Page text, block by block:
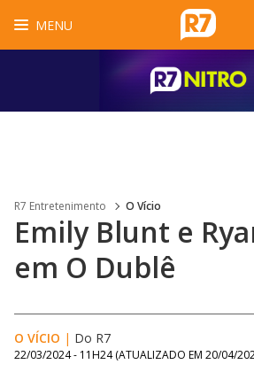
MENU
R7 Entretenimento O Vício
Emily Blunt e
em O Dublê
O VÍCIO | Do R7
22/03/2024 - 11H24 (ATUALIZADO EM 20/04/